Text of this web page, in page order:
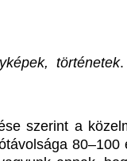
történetek.
szerint a
80–100